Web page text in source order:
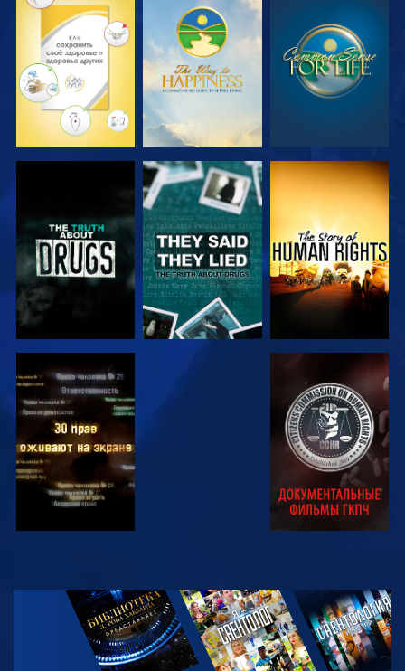
СМОТРЕТЬ СМОТРЕТЬ СМОТРЕТЬ
СМОТРЕТЬ СМОТРЕТЬ
СМОТРЕТЬ СМОТРЕТЬ
СМОТРЕТЬ
СМОТРЕТЬ
ПЕРЕДАЧИ